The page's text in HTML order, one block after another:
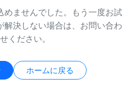
めませんでした。もう一度お試
解決しない場合は、お問い合わ
せください。
ホームに戻る